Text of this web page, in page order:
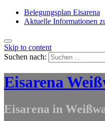
Belegungsplan Eisarena
Aktuelle Informationen
Skip to content
Suchen nach:
Eisarena
Eisarena in